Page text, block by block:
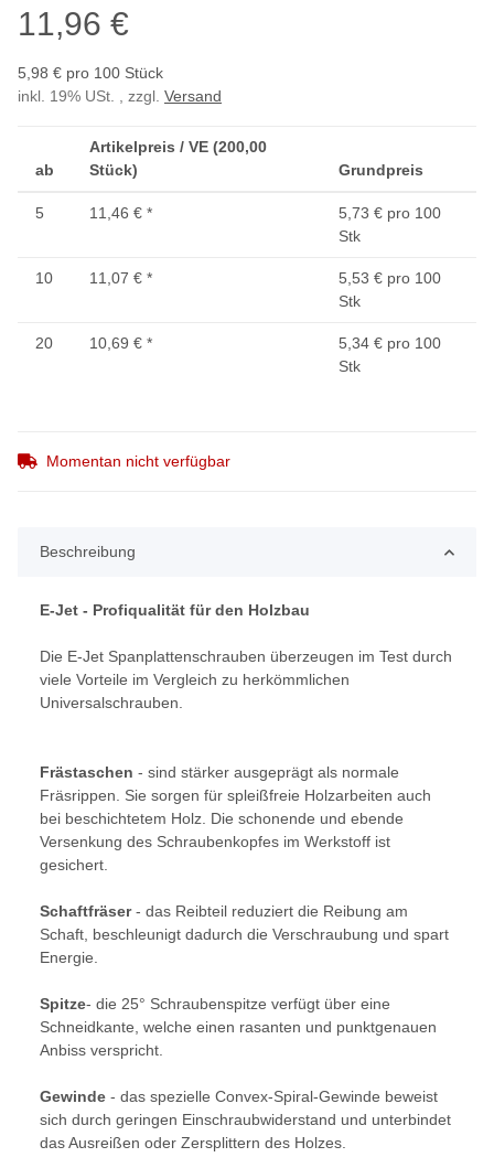
11,96 €
5,98 € pro 100 Stück
inkl. 19% USt. , zzgl. Versand
ab
Artikelpreis / VE (200,00
Stück)
Grundpreis
5 11,46 € *
5,73 € pro 100
Stk
10 11,07 € *
5,53 € pro 100
Stk
20 10,69 € *
5,34 € pro 100
Stk
Momentan nicht verfügbar
Beschreibung
E-Jet - Profiqualität für den Holzbau
Die E-Jet Spanplattenschrauben überzeugen im Test durch
viele Vorteile im Vergleich zu herkömmlichen
Universalschrauben.
Frästaschen - sind stärker ausgeprägt als normale
Fräsrippen. Sie sorgen für spleißfreie Holzarbeiten auch
bei beschichtetem Holz. Die schonende und ebende
Versenkung des Schraubenkopfes im Werkstoff ist
gesichert.
Schaftfräser- das Reibteil reduziert die Reibung am
Schaft, beschleunigt dadurch die Verschraubung und spart
Energie.
Spitze- die 25° Schraubenspitze verfügt über eine
Schneidkante, welche einen rasanten und punktgenauen
Anbiss verspricht.
Gewinde - das spezielle Convex-Spiral-Gewinde beweist
sich durch geringen Einschraubwiderstand und unterbindet
das Ausreißen oder Zersplittern des Holzes.